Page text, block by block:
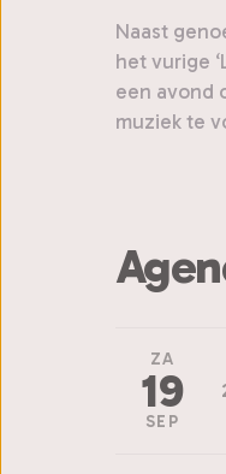
Naast
het vurige
een avond
muziek te
ZA
19
SEP